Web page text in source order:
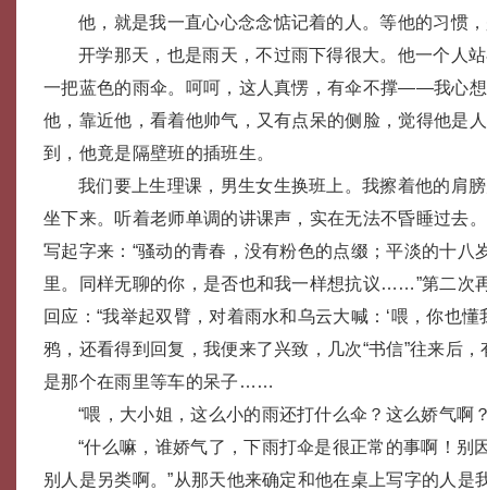
他，就是我一直心心念念惦记着的人。等他的习惯
开学那天，也是雨天，不过雨下得很大。他一个人
一把蓝色的雨伞。呵呵，这人真愣，有伞不撑——我心
他，靠近他，看着他帅气，又有点呆的侧脸，觉得他是
到，他竟是隔壁班的插班生。
我们要上生理课，男生女生换班上。我擦着他的肩
坐下来。听着老师单调的讲课声，实在无法不昏睡过去
写起字来：“骚动的青春，没有粉色的点缀；平淡的十八
里。同样无聊的你，是否也和我一样想抗议……”第二次
回应：“我举起双臂，对着雨水和乌云大喊：‘喂，你也懂
鸦，还看得到回复，我便来了兴致，几次“书信”往来后
是那个在雨里等车的呆子……
“喂，大小姐，这么小的雨还打什么伞？这么娇气啊
“什么嘛，谁娇气了，下雨打伞是很正常的事啊！别
别人是另类啊。”从那天他来确定和他在桌上写字的人是